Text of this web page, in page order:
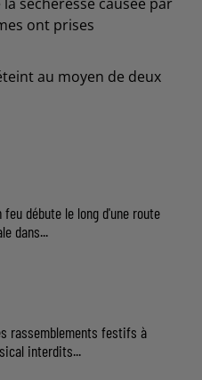
ont prises
au moyen de deux
feu débute le long d'une route
dans...
rassemblements festifs à
interdits...